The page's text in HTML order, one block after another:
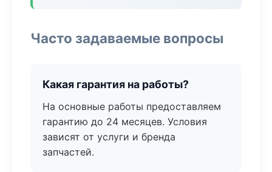
Часто задаваемые вопросы
Какая гарантия на работы?
На основные работы предоставляем
гарантию до 24 месяцев. Условия
зависят от услуги и бренда
запчастей.